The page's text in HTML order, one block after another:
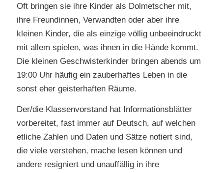
Oft bringen sie ihre Kinder als Dolmetscher mit,
ihre Freundinnen, Verwandten oder aber ihre
kleinen Kinder, die als einzige völlig unbeeindruckt
mit allem spielen, was ihnen in die Hände kommt.
Die kleinen Geschwisterkinder bringen abends um
19:00 Uhr häufig ein zauberhaftes Leben in die
sonst eher geisterhaften Räume.
Der/die Klassenvorstand hat Informationsblätter
vorbereitet, fast immer auf Deutsch, auf welchen
etliche Zahlen und Daten und Sätze notiert sind,
die viele verstehen, mache lesen können und
andere resigniert und unauffällig in ihre